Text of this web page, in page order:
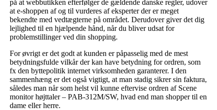
på at webbutikken efterfølger de gældende danske regler, udover
at e-shoppen af og til vurderes af eksperter der er meget
bekendte med vedtægterne på området. Derudover giver det dig
lejlighed til en hjælpende hånd, når du bliver udsat for
problemstillinger ved din shopping.
For øvrigt er det godt at kunden er påpasselig med de mest
betydningsfulde vilkår der kan have betydning for ordren, som
fx den byttepolitik internet virksomheden garanterer. I den
sammenhæng er det også vigtigt, at man stadig sikrer sin faktura,
således man når som helst vil kunne eftervise ordren af Scene
monitor højttaler – PAB-312M/SW, hvad end man shopper til en
dame eller herre.